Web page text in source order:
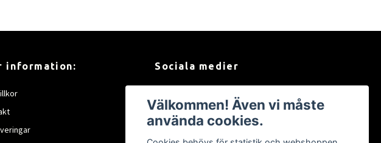
information: Sociala medier
Välkommen! Även vi måste
använda cookies.